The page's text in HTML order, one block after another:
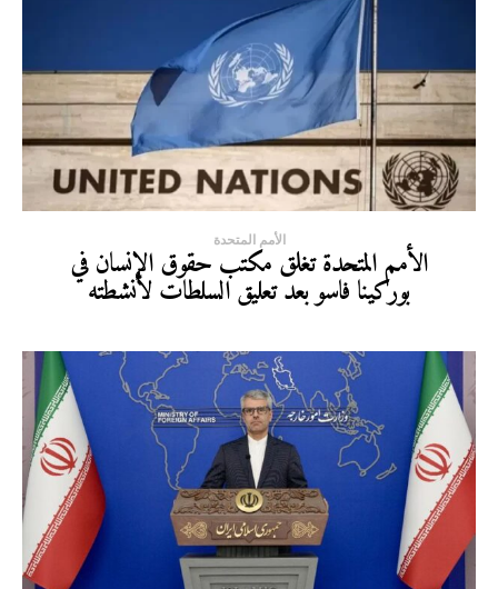
الأمم المتحدة
الأمم المتحدة تغلق مكتب حقوق الإنسان في
بوركينا فاسو بعد تعليق السلطات لأنشطته